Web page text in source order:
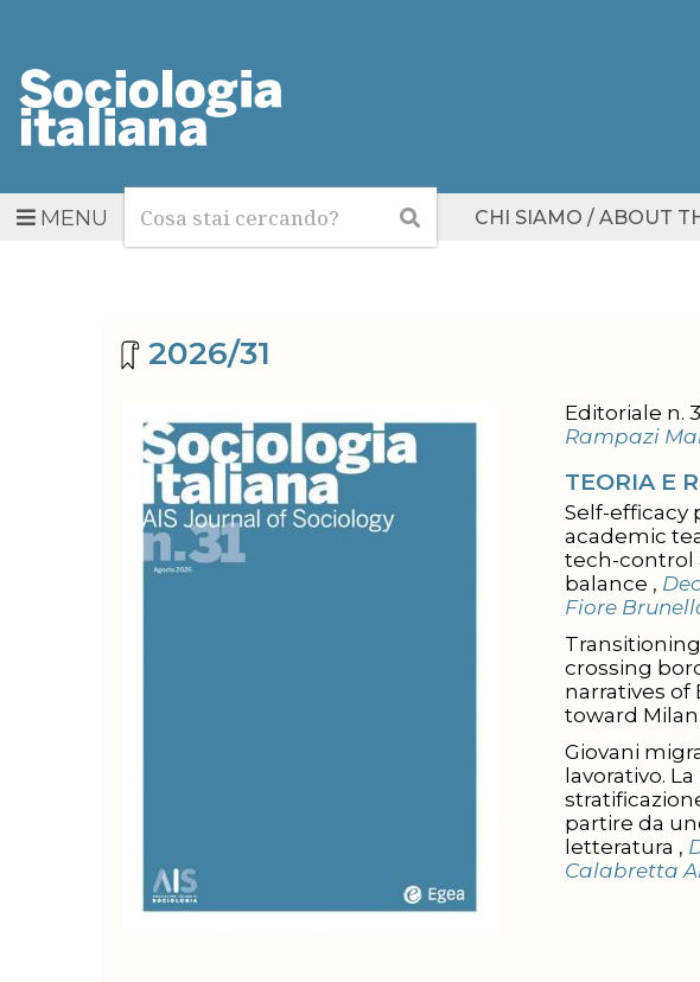
MENUCerca Cerca CHI SIAMO / ABOUT
2026/31
Rampazi
TEORIA E
Self-efficacy
academic
tech-control
balance ,
Fiore
crossing
narratives of
Giovani
lavorativo.
partire da
letteratura ,
Calabretta